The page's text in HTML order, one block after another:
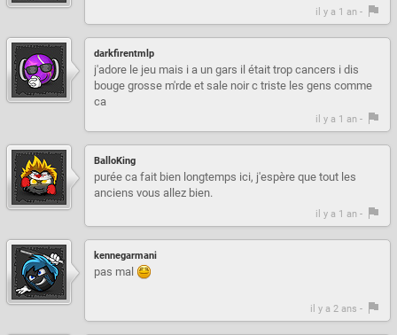
il y a 1 an -
darkfirentmlp
j'adore le jeu mais i a un gars il était trop cancers i dis
bouge grosse m'rde et sale noir c triste les gens comme
ca
il y a 1 an -
BalloKing
purée ca fait bien longtemps ici, j'espère que tout les
anciens vous allez bien.
il y a 1 an -
kennegarmani
pas mal
il y a 2 ans -